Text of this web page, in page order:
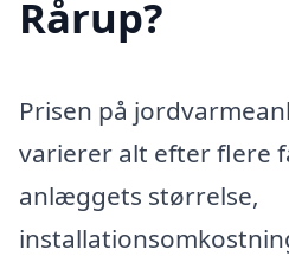
Rårup?
Prisen på
varierer alt efter flere
anlæggets størrelse,